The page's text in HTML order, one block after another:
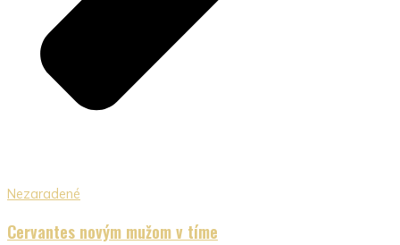
Nezaradené
Cervantes novým mužom v tíme